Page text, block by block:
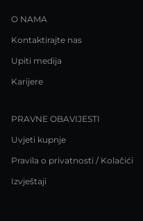
O NAMA
Kontaktirajte nas
Upiti medija
Karijere
PRAVNE OBAVIJESTI
Uvjeti kupnje
Pravila o privatnosti / Kolačići
Izvještaji